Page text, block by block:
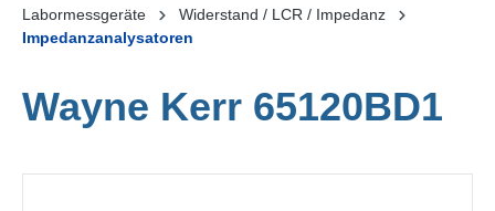
Labormessgeräte
Widerstand / LCR / Impedanz
Impedanzanalysatoren
Wayne Kerr 65120BD1